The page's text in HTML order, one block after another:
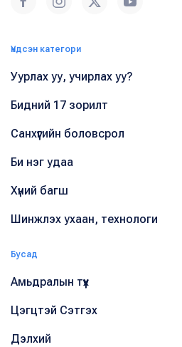
Үндсэн категори
Уурлах уу, учирлах уу?
Бидний 17 зорилт
Санхүүгийн боловсрол
Би нэг удаа
Хүний багш
Шинжлэх ухаан, технологи
Бусад
Амьдралын түүх
Цэгцтэй Сэтгэх
Дэлхий